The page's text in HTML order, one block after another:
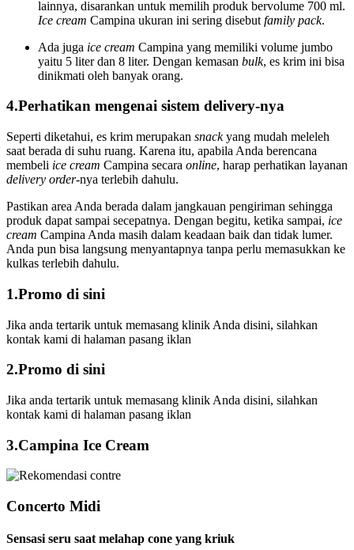
lainnya, disarankan untuk memilih produk bervolume 700 ml.
Ice cream Campina ukuran ini sering disebut family pack.
Ada juga ice cream Campina yang memiliki volume jumbo
yaitu 5 liter dan 8 liter. Dengan kemasan bulk, es krim ini bisa
dinikmati oleh banyak orang.
4.Perhatikan mengenai sistem delivery-nya
Seperti diketahui, es krim merupakan snackyang mudah meleleh
saat berada di suhu ruang. Karena itu, apabila Anda berencana
membeli ice cream Campina secara online, harap perhatikan layanan
delivery order-nya terlebih dahulu.
Pastikan area Anda berada dalam jangkauan pengiriman sehingga
produk dapat sampai secepatnya. Dengan begitu, ketika sampai, ice
cream Campina Anda masih dalam keadaan baik dan tidak lumer.
Anda pun bisa langsung menyantapnya tanpa perlu memasukkan ke
kulkas terlebih dahulu.
1.Promo di sini
Jika anda tertarik untuk memasang klinik Anda disini, silahkan
kontak kami di halaman pasang iklan
2.Promo di sini
Jika anda tertarik untuk memasang klinik Anda disini, silahkan
kontak kami di halaman pasang iklan
3.Campina Ice Cream
Concerto Midi
Sensasi seru saat melahap cone yang kriuk